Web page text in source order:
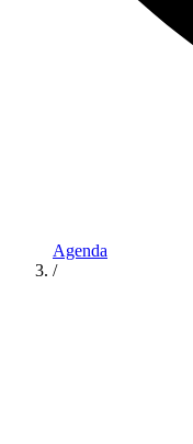
Agenda
/